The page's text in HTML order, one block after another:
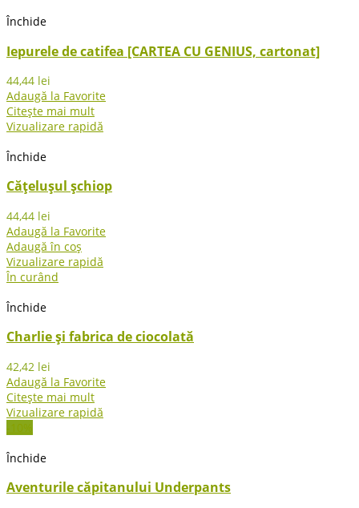
Închide
Iepurele de catifea [CARTEA CU GENIUS, cartonat]
44,44 lei
Adaugă la Favorite
Citește mai mult
Vizualizare rapidă
Închide
Cățelușul șchiop
44,44 lei
Adaugă la Favorite
Adaugă în coș
Vizualizare rapidă
În curând
Închide
Charlie și fabrica de ciocolată
42,42 lei
Adaugă la Favorite
Citește mai mult
Vizualizare rapidă
-10%
Închide
Aventurile căpitanului Underpants